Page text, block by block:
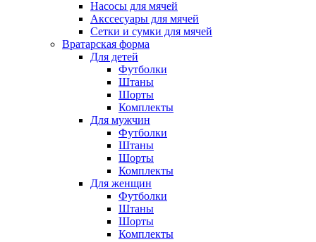
Насосы для мячей
Акссесуары для мячей
Сетки и сумки для мячей
Вратарская форма
Для детей
Футболки
Штаны
Шорты
Комплекты
Для мужчин
Футболки
Штаны
Шорты
Комплекты
Для женщин
Футболки
Штаны
Шорты
Комплекты